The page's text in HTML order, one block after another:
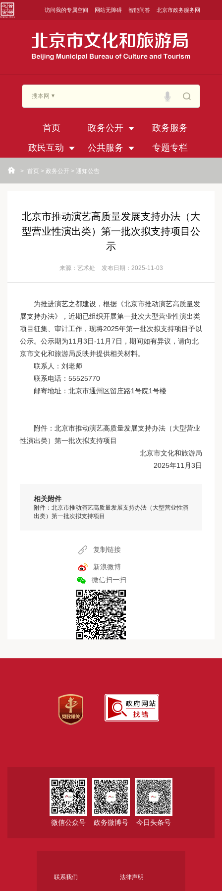
访问我的专属空间 网站无障碍 智能问答 北京市政务服务网
搜本网
首页 政务公开
政务服务
政民互动
公共服务 专题专栏
> 首页 > 政务公开 > 通知公告
北京市推动演艺高质量发展支持办法（大
型营业性演出类）第一批次拟支持项目公
示
来源：艺术处 发布日期：2025-11-03
为推进演艺之都建设，根据《北京市推动演艺高质量发
展支持办法》，近期已组织开展第一批次大型营业性演出类
项目征集、审计工作，现将2025年第一批次拟支持项目予以
公示。公示期为11月3日-11月7日，期间如有异议，请向北
京市文化和旅游局反映并提供相关材料。
联系人：刘老师
联系电话：55525770
邮寄地址：北京市通州区留庄路1号院1号楼
附件：北京市推动演艺高质量发展支持办法（大型营业
性演出类）第一批次拟支持项目
北京市文化和旅游局
2025年11月3日
相关附件
附件：北京市推动演艺高质量发展支持办法（大型营业性演
出类）第一批次拟支持项目
复制链接
新浪微博
微信扫一扫
微信公众号 政务微博号 今日头条号
联系我们 法律声明